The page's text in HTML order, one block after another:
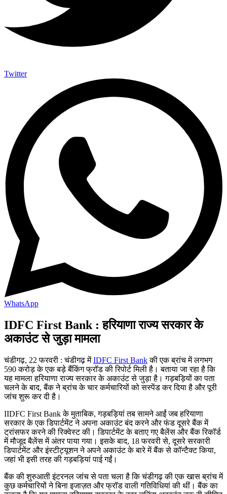
Twitter
WhatsApp
IDFC First Bank : हरियाणा राज्य सरकार के
अकाउंट से जुड़ा मामला
चंडीगढ़, 22 फरवरी : चंडीगढ़ मेंIDFC First Bankकी एक ब्रांच में लगभग
590 करोड़ के एक बड़े बैंकिंग फ्रॉड की रिपोर्ट मिली है। बताया जा रहा है कि
यह मामला हरियाणा राज्य सरकार के अकाउंट से जुड़ा है। गड़बड़ियों का पता
चलने के बाद, बैंक ने ब्रांच के चार कर्मचारियों को सस्पेंड कर दिया है और पूरी
जांच शुरू कर दी है।
IIDFC First Bank के मुताबिक, गड़बड़ियां तब सामने आईं जब हरियाणा
सरकार के एक डिपार्टमेंट ने अपना अकाउंट बंद करने और फंड दूसरे बैंक में
ट्रांसफर करने की रिक्वेस्ट की। डिपार्टमेंट के बताए गए बैलेंस और बैंक रिकॉर्ड
में मौजूद बैलेंस में अंतर पाया गया। इसके बाद, 18 फरवरी से, दूसरे सरकारी
डिपार्टमेंट और इंस्टीट्यूशन ने अपने अकाउंट के बारे में बैंक से कॉन्टैक्ट किया,
जहां भी इसी तरह की गड़बड़ियां पाई गईं।
बैंक की शुरुआती इंटरनल जांच से पता चला है कि चंडीगढ़ की एक खास ब्रांच में
कुछ कर्मचारियों ने बिना इजाज़त और फ्रॉड वाली गतिविधियां की थीं। बैंक का